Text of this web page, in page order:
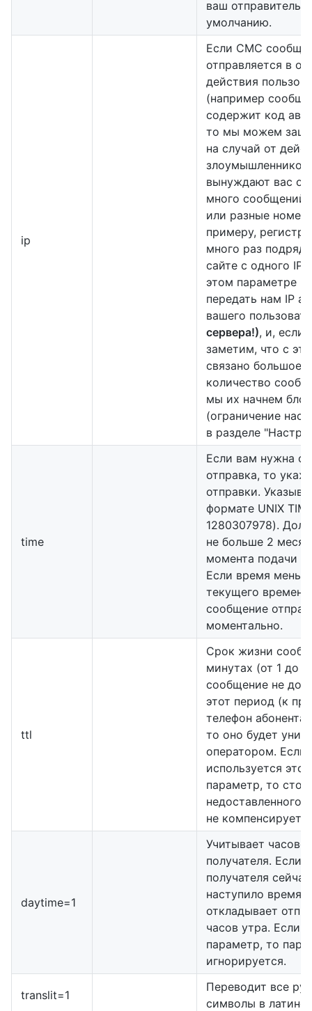
ваш отправитель
умолчанию.
ip
Если СМС
отправляется в
действия
(например
содержит код
то мы можем
на случай от
вынуждают вас
много сообщений
или разные
примеру,
много раз подряд
сайте с одного IP
этом параметре
передать нам IP
вашего
сервера!), и, если
заметим, что с
связано большое
количество
мы их начнем
(ограничение
в разделе
time
Если вам нужна
отправка, то
отправки.
формате UNIX
1280307978).
не больше 2
момента подачи
Если время
текущего времени,
сообщение
моментально.
ttl
Срок жизни
минутах (от 1 до
сообщение не
этот период (к
телефон абонента
то оно будет
оператором. Если
используется этот
параметр, то
недоставленного
не
daytime=1
Учитывает
получателя. Если у
получателя
наступило время
откладывает
часов утра. Если
параметр, то
игнорируется.
translit=1
Переводит все
символы в